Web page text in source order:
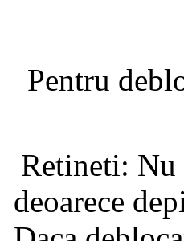
Pentru
Retineti: Nu
deoarece